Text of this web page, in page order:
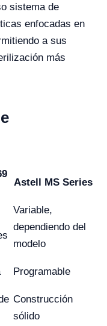
sistema de
enfocadas en
a sus
más
Astell MS Series
Variable,
dependiendo del
modelo
Programable
Construcción
sólido